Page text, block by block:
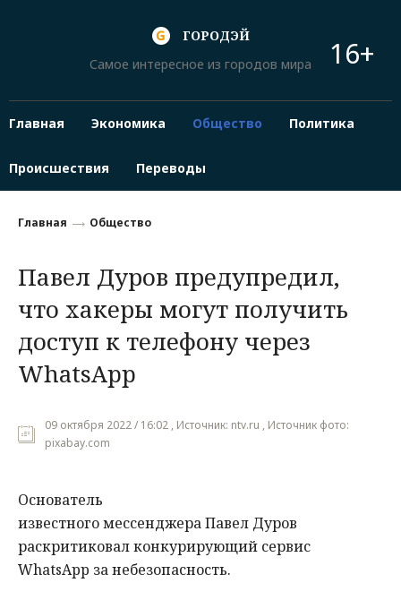
ГОРОДЭЙ
Самое интересное из городов мира
16+
Главная Экономика Общество Политика
Происшествия Переводы
Главная Общество
Павел Дуров предупредил,
что хакеры могут получить
доступ к телефону через
WhatsApp
09 октября 2022 / 16:02 , Источник: ntv.ru , Источник фото:
pixabay.com
Основатель
известного мессенджера Павел Дуров
раскритиковал конкурирующий сервис
WhatsApp за небезопасность.